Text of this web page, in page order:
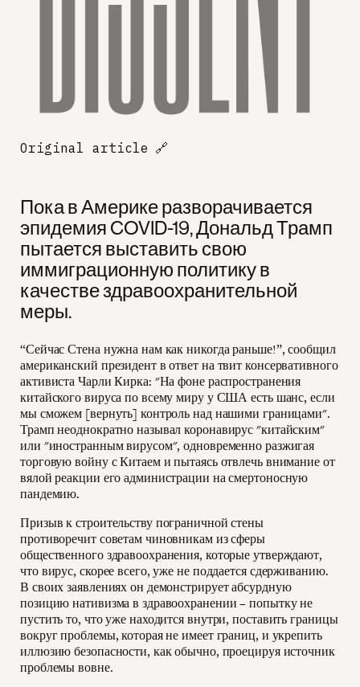
Пока в Америке разворачивается
эпидемия COVID-19, Дональд Трамп
пытается выставить свою
иммиграционную политику в
качестве здравоохранительной
меры.
“Сейчас Стена нужна нам как никогда раньше!”, сообщил
американский президент в ответ на твит консервативного
активиста Чарли Кирка: "На фоне распространения
китайского вируса по всему миру у США есть шанс, если
мы сможем [вернуть] контроль над нашими границами".
Трамп неоднократно называл коронавирус "китайским"
или "иностранным вирусом", одновременно разжигая
торговую войну с Китаем и пытаясь отвлечь внимание от
вялой реакции его администрации на смертоносную
пандемию.
Призыв к строительству пограничной стены
противоречит советам чиновникам из сферы
общественного здравоохранения, которые утверждают,
что вирус, скорее всего, уже не поддается сдерживанию.
В своих заявлениях он демонстрирует абсурдную
позицию нативизма в здравоохранении – попытку не
пустить то, что уже находится внутри, поставить границы
вокруг проблемы, которая не имеет границ, и укрепить
иллюзию безопасности, как обычно, проецируя источник
проблемы вовне.
Original article 🔗